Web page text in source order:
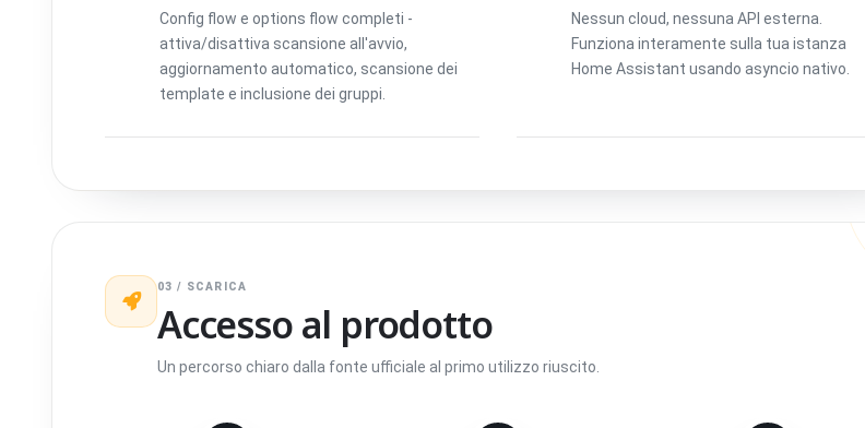
Config flow e options flow completi -
attiva/disattiva scansione all'avvio,
aggiornamento automatico, scansione dei
template e inclusione dei gruppi.
Nessun cloud, nessuna API esterna.
Funziona interamente sulla tua istanza
Home Assistant usando asyncio nativo.
03 / SCARICA
Accesso al prodotto
Un percorso chiaro dalla fonte ufficiale al primo utilizzo riuscito.